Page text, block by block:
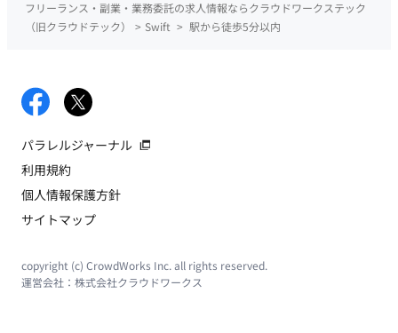
フリーランス・副業・業務委託の求人情報ならクラウドワークステック
（旧クラウドテック）
> Swift > 駅から徒歩5分以内
パラレルジャーナル
利用規約
個人情報保護方針
サイトマップ
copyright (c) CrowdWorks Inc. all rights reserved.
運営会社： 株式会社クラウドワークス